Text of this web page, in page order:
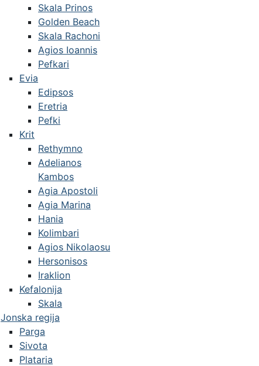
Skala Prinos
Golden Beach
Skala Rachoni
Agios Ioannis
Pefkari
Evia
Edipsos
Eretria
Pefki
Krit
Rethymno
Adelianos
Kambos
Agia Apostoli
Agia Marina
Hania
Kolimbari
Agios Nikolaosu
Hersonisos
Iraklion
Kefalonija
Skala
Jonska regija
Parga
Sivota
Plataria